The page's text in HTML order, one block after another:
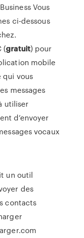
Vous
ci-dessous
(gratuit) pour
mobile
qui vous
messages
utiliser
d’envoyer
vocaux
un outil
des
contacts